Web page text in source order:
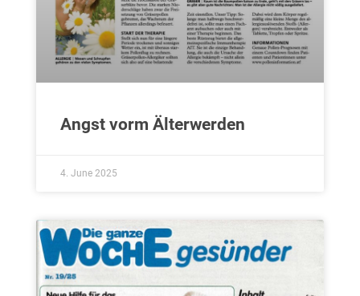
Angst vorm Älterwerden
4. June 2025